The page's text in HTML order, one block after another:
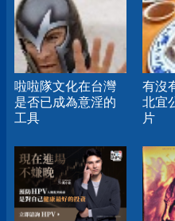
啦啦隊文化在台灣
是否已成為意淫的
工具
有沒
北宜
片